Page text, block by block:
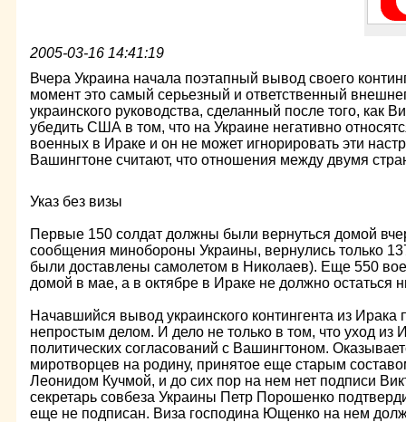
2005-03-16 14:41:19
Вчера Украина начала поэтапный вывод своего
момент это самый серьезный и ответственный
украинского руководства, сделанный после того, как
убедить США в том, что на Украине негативно
военных в Ираке и он не может игнорировать эти
Вашингтоне считают, что отношения между двумя
Указ без визы
Первые 150 солдат должны были вернуться домой
сообщения минобороны Украины, вернулись только
были доставлены самолетом в Николаев). Еще 550
домой в мае, а в октябре в Ираке не должно остаться
Начавшийся вывод украинского контингента из
непростым делом. И дело не только в том, что уход из
политических согласований с Вашингтоном.
миротворцев на родину, принятое еще старым
Леонидом Кучмой, и до сих пор на нем нет подписи
секретарь совбеза Украины Петр Порошенко
еще не подписан. Виза господина Ющенко на нем